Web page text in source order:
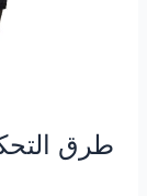
طرق